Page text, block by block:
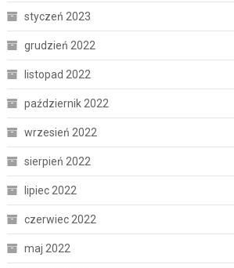
styczeń 2023
grudzień 2022
listopad 2022
październik 2022
wrzesień 2022
sierpień 2022
lipiec 2022
czerwiec 2022
maj 2022